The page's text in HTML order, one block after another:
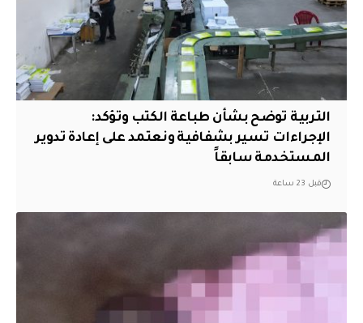
التربية توضح بشأن طباعة الكتب وتؤكد:
الإجراءات تسير بشفافية ونعتمد على إعادة تدوير
المستخدمة سابقاً
قبل 23 ساعة